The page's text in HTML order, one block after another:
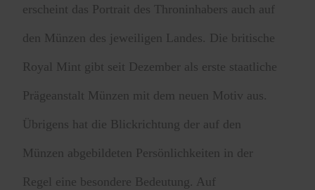
erscheint das Portrait des Throninhabers auch auf
den Münzen des jeweiligen Landes. Die britische
Royal Mint gibt seit Dezember als erste staatliche
Prägeanstalt Münzen mit dem neuen Motiv aus.
Übrigens hat die Blickrichtung der auf den
Münzen abgebildeten Persönlichkeiten in der
Regel eine besondere Bedeutung. Auf